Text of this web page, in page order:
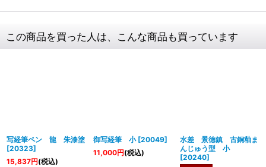
この商品を買った人は、こんな商品も買っています
写経筆ペン 龍 朱漆塗
[20323]
15,837円(税込)
御写経筆 小 [20049]
11,000円(税込)
水差 景徳鎮 古銅釉ま
んじゅう型 小
[20240]